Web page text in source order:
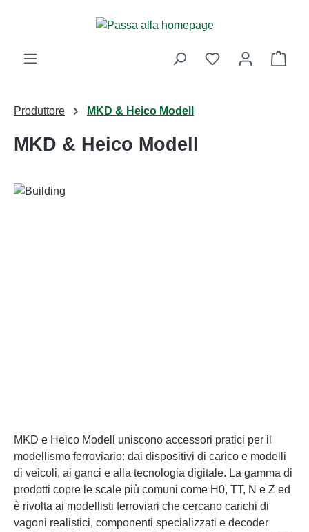
Passa al contenuto principale
Il
Produttore MKD & Heico Modell
MKD & Heico Modell
MKD e Heico Modell uniscono accessori pratici per il
modellismo ferroviario: dai dispositivi di carico e modelli
di veicoli, ai ganci e alla tecnologia digitale. La gamma di
prodotti copre le scale più comuni come H0, TT, N e Z ed
è rivolta ai modellisti ferroviari che cercano carichi di
vagoni realistici, componenti specializzati e decoder